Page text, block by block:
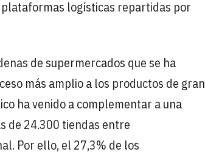
logísticas repartidas por
de supermercados que se ha
más amplio a los productos de gran
ha venido a complementar a una
de 24.300 tiendas entre
Por ello, el 27,3% de los